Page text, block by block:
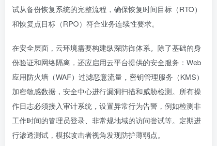
试从备份恢复系统的完整流程，确保恢复时间目标（RTO）
和恢复点目标（RPO）符合业务连续性要求。
在安全层面，云环境需要构建纵深防御体系。除了基础的身
份验证和网络隔离，还应启用云平台提供的安全服务：Web
应用防火墙（WAF）过滤恶意流量，密钥管理服务（KMS）
加密敏感数据，安全中心进行漏洞扫描和威胁检测。所有操
作日志必须接入审计系统，设置异常行为告警，例如检测非
工作时间的管理员登录、非常规地域的访问尝试等。定期进
行渗透测试，模拟攻击者视角发现防护薄弱点。